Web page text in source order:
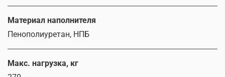
Материал наполнителя
Пенополиуретан, НПБ
Макс. нагрузка, кг